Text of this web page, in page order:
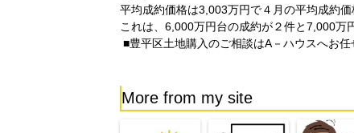
平均成約価格は3,003万円で４月の平均成約
これは、6,000万円台の成約が２件と7,000万
■豊平区土地購入のご相談はA－ハウスへお任
More from my site